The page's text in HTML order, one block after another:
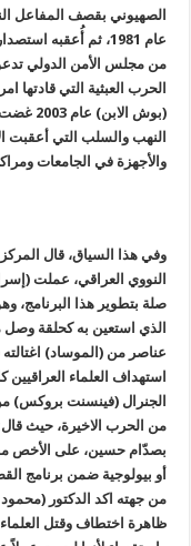
الصهيوني بقصف المفاعل
عام 1981، ثم
من مجلس الأمن الدولي
(بوش
والأجهزة في الجامعات
وفي هذا السياق، قال المركز
النووي العراقي، عملت
صلة بتطوير هذا البرنامج،
الذي استعين به كحلقة
استهداف العلماء العراقيين
الجنرال (فينسنت بروكس)
من الحرب الاخيرة، حيث
بصدّام حسين، على الأخص
أو بيولوجية ضمن برنامج
من جهته اكد الدكتور (محمود
ظاهرة اختطاف وقتل العلماء